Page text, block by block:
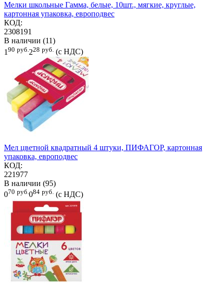
Мелки школьные Гамма, белые, 10шт., мягкие, круглые,
картонная упаковка, европодвес
КОД:
2308191
В наличии (11)
1 90 руб. 228 руб. (с НДС)
Мел цветной квадратный 4 штуки, ПИФАГОР, картонная
упаковка, европодвес
КОД:
221977
В наличии (95)
070 руб. 084 руб. (с НДС)